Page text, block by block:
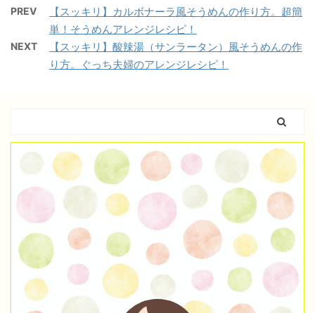
PREV
【スッキリ】カルボナーラ風そうめんの作り方。超簡
単！そうめんアレンジレシピ！
NEXT
【スッキリ】酸辣湯（サンラータン）風そうめんの作
り方。ぐっち夫婦のアレンジレシピ！